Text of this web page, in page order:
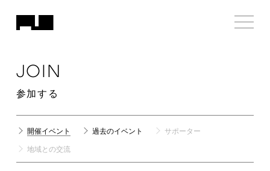
JOIN
参加する
開催イベント 過去のイベント サポーター
地域との交流